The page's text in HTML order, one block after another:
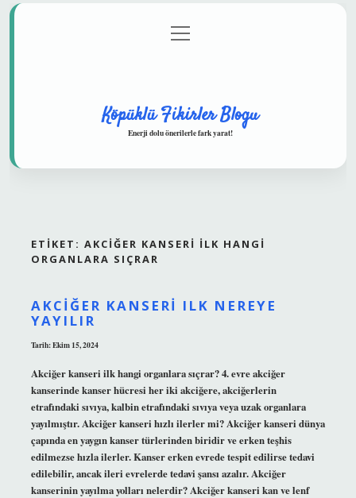
Gizlilik Politikası
menüyü
aç
Köpüklü Fikirler Blogu
Enerji dolu önerilerle fark yarat!
ETIKET: AKCIĞER KANSERI ILK HANGI
ORGANLARA SIÇRAR
AKCIĞER KANSERI ILK NEREYE
YAYILIR
Tarih: Ekim 15, 2024
Akciğer kanseri ilk hangi organlara sıçrar? 4. evre akciğer
kanserinde kanser hücresi her iki akciğere, akciğerlerin
etrafındaki sıvıya, kalbin etrafındaki sıvıya veya uzak organlara
yayılmıştır. Akciğer kanseri hızlı ilerler mi? Akciğer kanseri dünya
çapında en yaygın kanser türlerinden biridir ve erken teşhis
edilmezse hızla ilerler. Kanser erken evrede tespit edilirse tedavi
edilebilir, ancak ileri evrelerde tedavi şansı azalır. Akciğer
kanserinin yayılma yolları nelerdir? Akciğer kanseri kan ve lenf